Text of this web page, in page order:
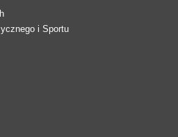
i Sportu